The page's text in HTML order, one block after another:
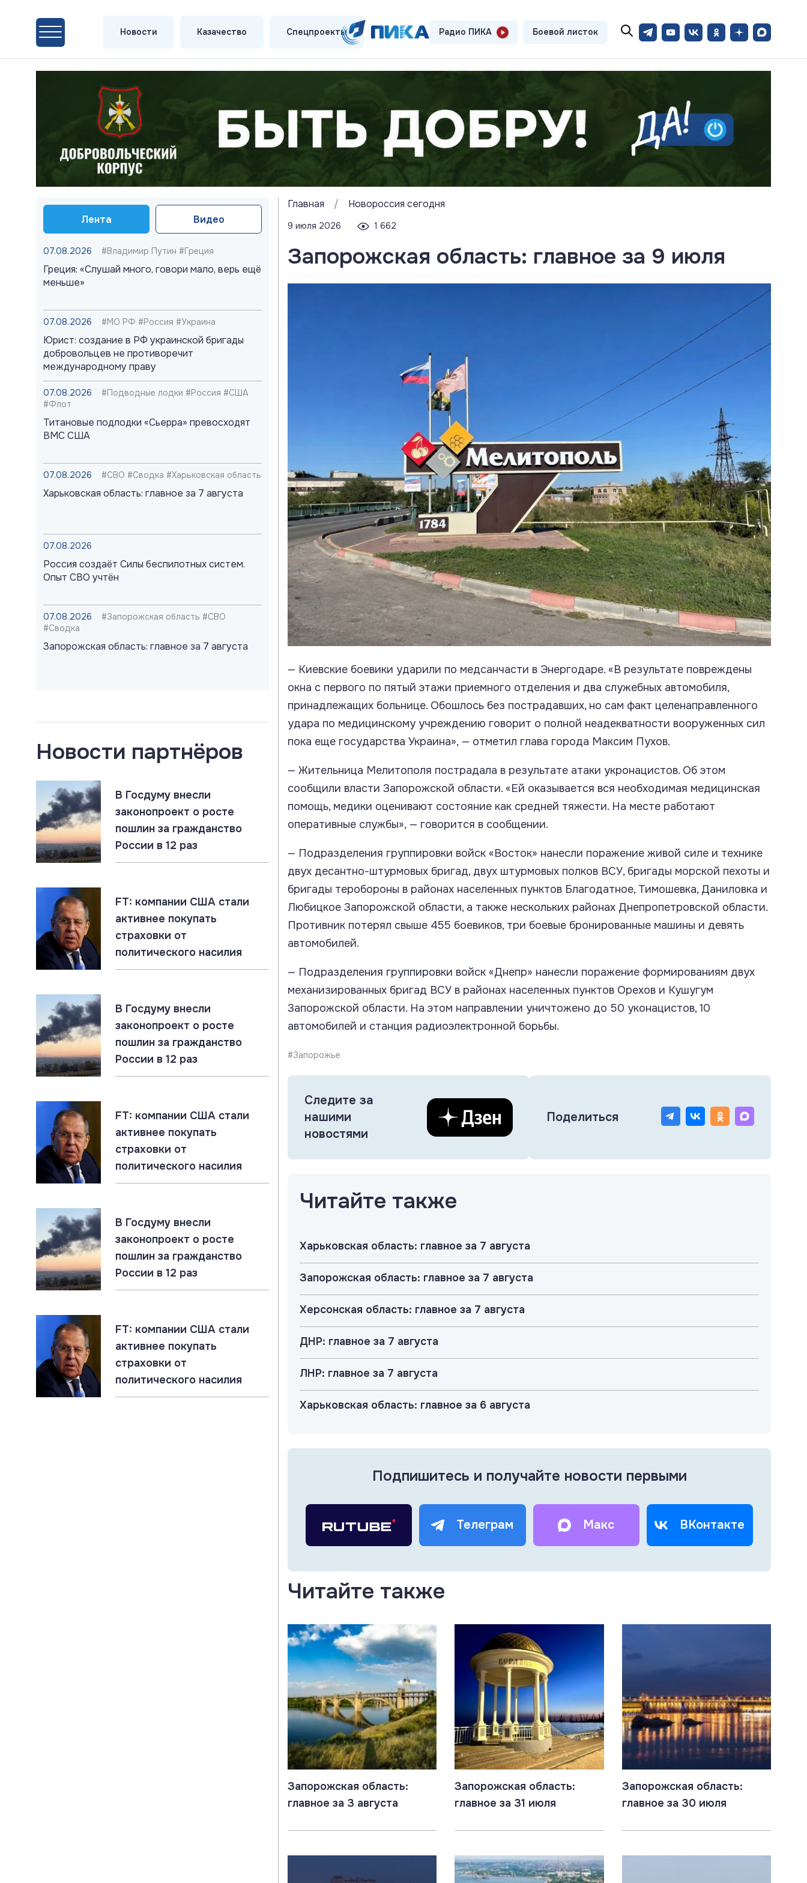
Новости Казачество Спецпроекты Радио ПИКА Боевой листок
Лента Видео
07.08.2026 #Владимир Путин #Греция
Греция: «Слушай много, говори мало, верь ещё
меньше»
07.08.2026 #МО РФ #Россия #Украина
Юрист: создание в РФ украинской бригады
добровольцев не противоречит
международному праву
07.08.2026
#Подводные лодки #Россия #США
#Флот
Титановые подлодки «Сьерра» превосходят
ВМС США
07.08.2026 #СВО #Сводка #Харьковская область
Харьковская область: главное за 7 августа
07.08.2026
Россия создаёт Силы беспилотных систем.
Опыт СВО учтён
07.08.2026
#Запорожская область #СВО
#Сводка
Запорожская область: главное за 7 августа
Херсонская область: главное за 7 августа
07.08.2026 #Дроны #ПВО #Россия
Ночной щит: ПВО России уничтожила 605
07.08.2026
ДНР: главное за 7 августа
ЕС переводит Украине €1,4 млрд из доходов
от замороженных активов России
07.08.2026 #ЛНР #СВО #Сводка
ЛНР: главное за 7 августа
Новости партнёров
В Госдуму внесли
законопроект о росте
пошлин за гражданство
России в 12 раз
FT: компании США стали
активнее покупать
страховки от
политического насилия
В Госдуму внесли
законопроект о росте
пошлин за гражданство
России в 12 раз
FT: компании США стали
активнее покупать
страховки от
политического насилия
В Госдуму внесли
законопроект о росте
пошлин за гражданство
России в 12 раз
FT: компании США стали
активнее покупать
страховки от
политического насилия
Главная / Новороссия сегодня
9 июля 2026 1 662
Запорожская область: главное за 9 июля
— Киевские боевики ударили по медсанчасти в Энергодаре. «В результате повреждены
окна с первого по пятый этажи приемного отделения и два служебных автомобиля,
принадлежащих больнице. Обошлось без пострадавших, но сам факт целенаправленного
удара по медицинскому учреждению говорит о полной неадекватности вооруженных сил
пока еще государства Украина», — отметил глава города Максим Пухов.
— Жительница Мелитополя пострадала в результате атаки укронацистов. Об этом
сообщили власти Запорожской области. «Ей оказывается вся необходимая медицинская
помощь, медики оценивают состояние как средней тяжести. На месте работают
оперативные службы», — говорится в сообщении.
— Подразделения группировки войск «Восток» нанесли поражение живой силе и технике
двух десантно-штурмовых бригад, двух штурмовых полков ВСУ, бригады морской пехоты и
бригады теробороны в районах населенных пунктов Благодатное, Тимошевка, Даниловка и
Любицкое Запорожской области, а также нескольких районах Днепропетровской области.
Противник потерял свыше 455 боевиков, три боевые бронированные машины и девять
автомобилей.
— Подразделения группировки войск «Днепр» нанесли поражение формированиям двух
механизированных бригад ВСУ в районах населенных пунктов Орехов и Кушугум
Запорожской области. На этом направлении уничтожено до 50 уконацистов, 10
автомобилей и станция радиоэлектронной борьбы.
#Запорожье
Следите за
нашими
новостями
Поделиться
Читайте также
Харьковская область: главное за 7 августа
Запорожская область: главное за 7 августа
Херсонская область: главное за 7 августа
ДНР: главное за 7 августа
ЛНР: главное за 7 августа
Харьковская область: главное за 6 августа
Подпишитесь и получайте новости первыми
Телеграм Макс ВКонтакте
Читайте также
Запорожская область:
главное за 3 августа
Запорожская область:
главное за 31 июля
Запорожская область:
главное за 30 июля